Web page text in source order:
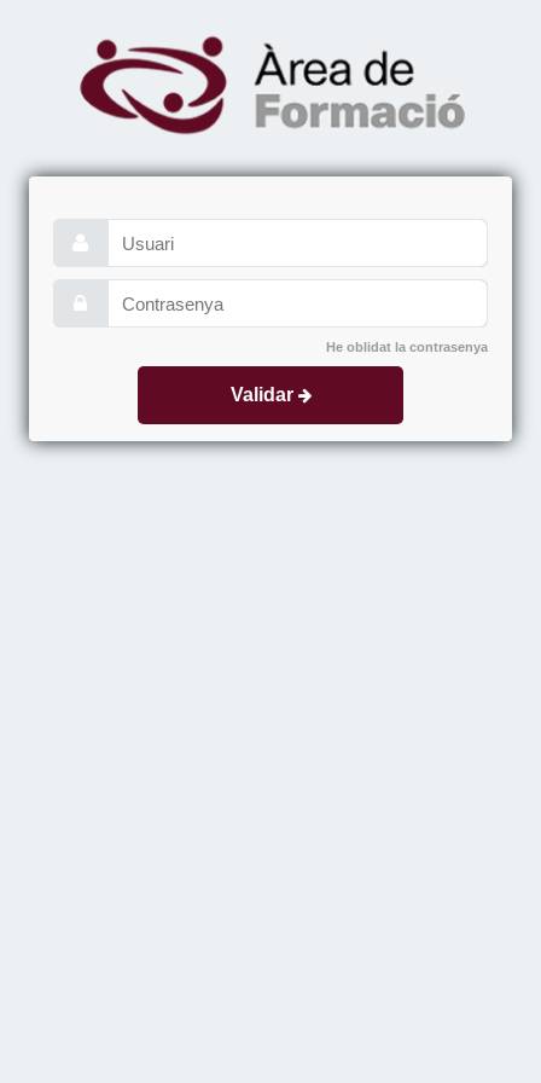
He oblidat la contrasenya
Validar